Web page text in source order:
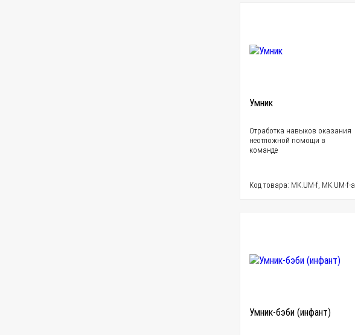
Умник
Отработка навыков оказания
неотложной помощи в
команде
Код товара: MK.UM-f, MK.UM-f-a
Умник-бэби (инфант)